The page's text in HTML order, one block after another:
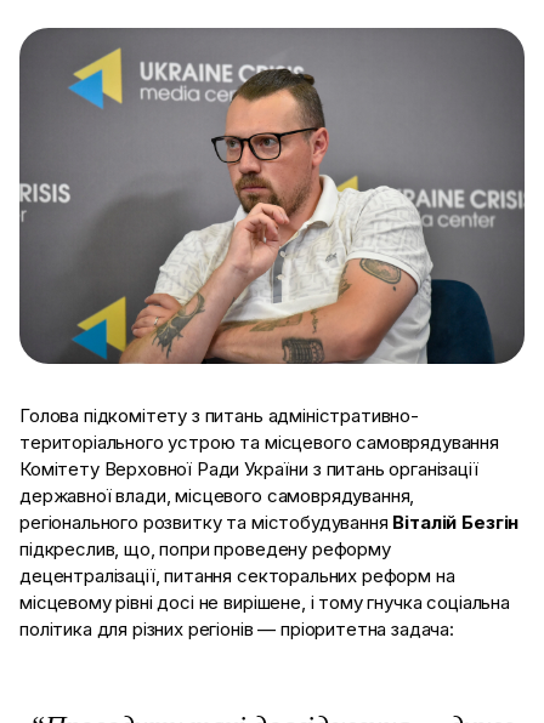
Голова підкомітету з питань адміністративно-
територіального устрою та місцевого самоврядування
Комітету Верховної Ради України з питань організації
державної влади, місцевого самоврядування,
регіонального розвитку та містобудування Віталій Безгін
підкреслив, що, попри проведену реформу
децентралізації,питання секторальних реформ на
місцевому рівні досі не вирішене, і тому гнучка соціальна
політика для різних регіонів — пріоритетна задача: